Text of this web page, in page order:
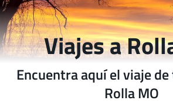
Viajes a
Encuentra aquí el viaje
Rolla MO